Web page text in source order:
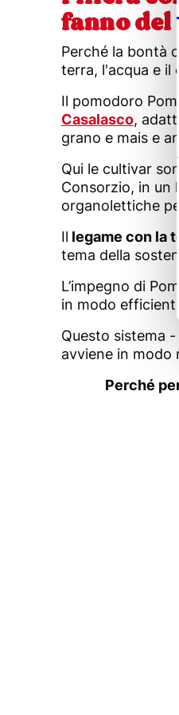
fanno del
Perché la bontà
terra, l'acqua e il
Il pomodoro
Casalasco,
grano e mais e
Qui le cultivar
Consorzio, in un
organolettiche
Il legame con la
tema della
L’impegno di
in modo
Questo sistema
avviene in modo
Perché